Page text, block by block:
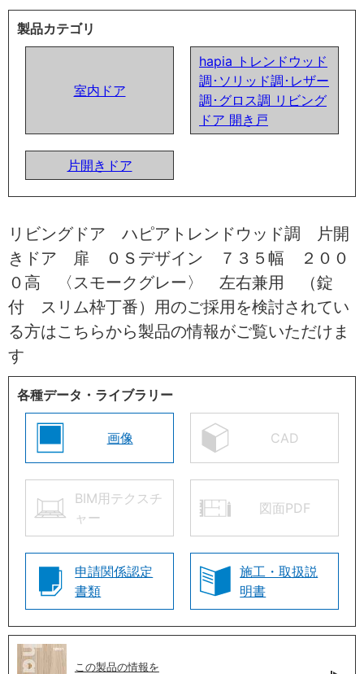
製品カテゴリ
室内ドア
hapia トレンドウッド
調･ソリッド調･レザー
調･グロス調 リビング
ドア 開き戸
片開きドア
リビングドア ハピアトレンドウッド調 片開
きドア 扉 ０Ｓデザイン ７３５幅 ２００
０高 〈スモークグレー〉 左右兼用 （錠
付 スリム枠丁番）用のご採用を検討されてい
る方はこちらから製品の情報がご覧いただけま
す
各種データ・ライブラリー
画像 CAD
BIM用テクスチ
ャー
図面PDF
申請関係認定
書類
施工・取扱説
明書
この製品の情報を